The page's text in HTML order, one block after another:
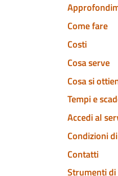
Come fare
Costi
Cosa serve
Cosa si
Tempi e
Accedi al
Condizioni
Contatti
Strumenti